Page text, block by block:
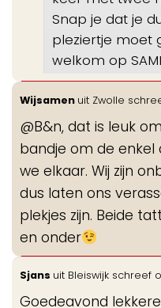
Snap je dat je
pleziertje moet
welkom op
Wijsamen uit Zwolle
@B&n, dat is leuk
bandje om de
we elkaar. Wij zijn
dus laten ons
plekjes zijn. Beide
en onder
Sjans uit Bleiswijk schreef
Goedeavond